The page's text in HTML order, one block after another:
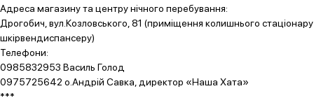
Адреса магазину та центру нічного перебування:
Дрогобич, вул.Козловського, 81 (приміщення колишнього стаціонару
шкірвендиспансеру)
Телефони:
0985832953 Василь Голод
0975725642 о.Андрій Савка, директор «Наша Хата»
***